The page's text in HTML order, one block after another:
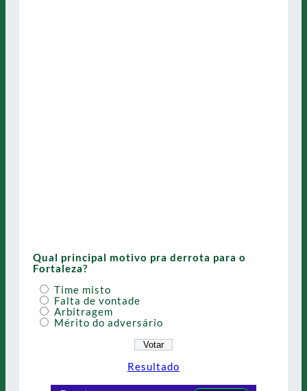
Qual principal motivo pra derrota para o
Fortaleza?
Time misto
Falta de vontade
Arbitragem
Mérito do adversário
Resultado